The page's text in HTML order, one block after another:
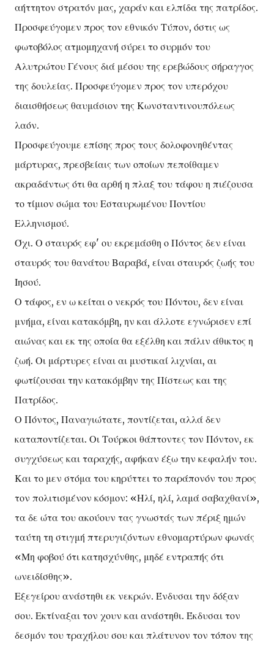
αήττητον στρατόν μας, χαράν και ελπίδα της πατρίδος.
Προσφεύγομεν προς τον εθνικόν Τύπον, όστις ως
φωτοβόλος ατμομηχανή σύρει το συρμόν του
Αλυτρώτου Γένους διά μέσου της ερεβώδους σήραγγος
της δουλείας. Προσφεύγομεν προς τον υπερόχου
διαισθήσεως θαυμάσιον της Κωνσταντινουπόλεως
λαόν.
Προσφεύγουμε επίσης προς τους δολοφονηθέντας
μάρτυρας, πρεσβείαις των οποίων πεποίθαμεν
ακραδάντως ότι θα αρθή η πλαξ του τάφου η πιέζουσα
το τίμιον σώμα του Εσταυρωμένου Ποντίου
Ελληνισμού.
Όχι. Ο σταυρός εφ' ου εκρεμάσθη ο Πόντος δεν είναι
σταυρός του θανάτου Βαραβά, είναι σταυρός ζωής του
Ιησού.
Ο τάφος, εν ω κείται ο νεκρός του Πόντου, δεν είναι
μνήμα, είναι κατακόμβη, ην και άλλοτε εγνώρισεν επί
αιώνας και εκ της οποία θα εξέλθη και πάλιν άθικτος η
ζωή. Οι μάρτυρες είναι αι μυστικαί λιχνίαι, αι
φωτίζουσαι την κατακόμβην της Πίστεως και της
Πατρίδος.
Ο Πόντος, Παναγιώτατε, ποντίζεται, αλλά δεν
καταποντίζεται. Οι Τούρκοι θάπτοντες τον Πόντον, εκ
συγχύσεως και ταραχής, αφήκαν έξω την κεφαλήν του.
Και το μεν στόμα του κηρύττει το παράπονόν του προς
τον πολιτισμένον κόσμον: «Ηλί, ηλί, λαμά σαβαχθανί»,
τα δε ώτα του ακούουν τας γνωστάς των πέριξ ημών
ταύτη τη στιγμή πτερυγιζόντων εθνομαρτύρων φωνάς
«Μη φοβού ότι κατησχύνθης, μηδέ εντραπής ότι
ωνειδίσθης».
Εξεγείρου ανάστηθι εκ νεκρών. Ένδυσαι την δόξαν
σου. Εκτίναξαι τον χουν και ανάστηθι. Έκδυσαι τον
δεσμόν του τραχήλου σου και πλάτυνον τον τόπον της